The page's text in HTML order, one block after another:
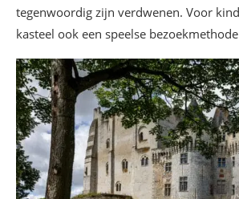
tegenwoordig zijn verdwenen. Voor
kasteel ook een speelse